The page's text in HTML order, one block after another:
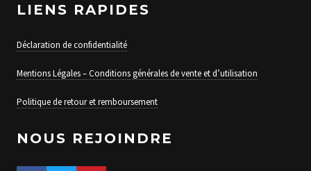
LIENS RAPIDES
Déclaration de confidentialité
Mentions Légales – Conditions générales de vente et d’utilisation
Politique de retour et remboursement
NOUS REJOINDRE